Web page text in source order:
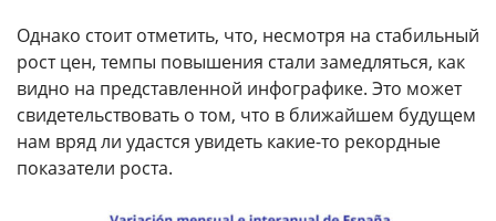
Однако стоит отметить, что, несмотря на стабильный
рост цен, темпы повышения стали замедляться, как
видно на представленной инфографике. Это может
свидетельствовать о том, что в ближайшем будущем
нам вряд ли удастся увидеть какие-то рекордные
показатели роста.